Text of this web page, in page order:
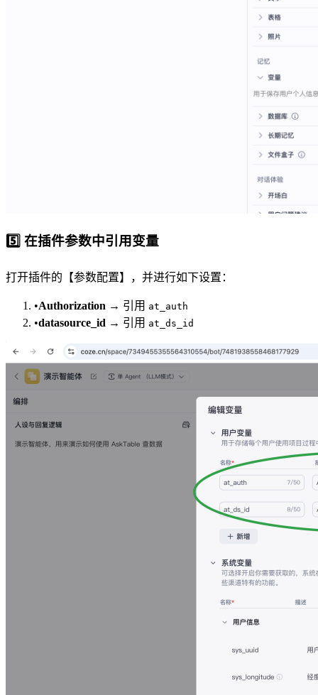
5️⃣ 在插件参数中引用变量
打开插件的【参数配置】，并进行如下设置：
•Authorization → 引用 at_auth
•datasource_id → 引用 at_ds_id